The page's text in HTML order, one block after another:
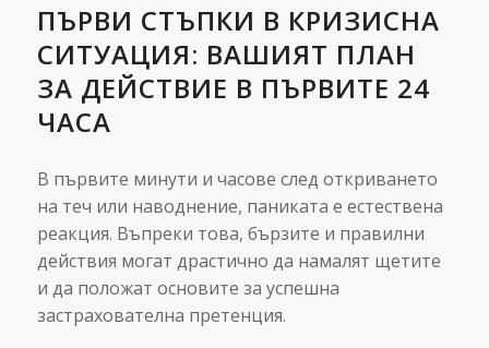
ПЪРВИ СТЪПКИ В КРИЗИСНА
СИТУАЦИЯ: ВАШИЯТ ПЛАН
ЗА ДЕЙСТВИЕ В ПЪРВИТЕ 24
ЧАСА
В първите минути и часове след откриването
на теч или наводнение, паниката е естествена
реакция. Въпреки това, бързите и правилни
действия могат драстично да намалят щетите
и да положат основите за успешна
застрахователна претенция.